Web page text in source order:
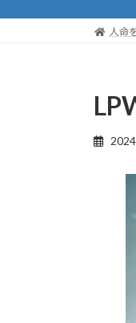
人命